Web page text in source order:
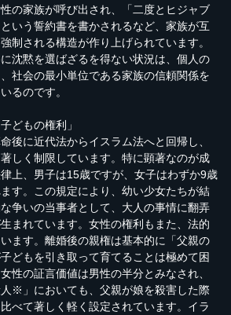
の家族が呼び出され、「二度とヒジャブ
いう誓約書を書かされるなど、家族が互
制される構造が作り上げられています。
沈黙を選ばざるを得ない状況は、個人の
社会の最小単位である家族の信頼関係を
るのです。
どもの権利」
後に近代法からイスラム法へと回帰し、
しく制限しています。特に顕著なのが成
上、男子は15歳ですが、女子はわずか9歳
す。この規定により、幼い少女たちが結
争いの当事者として、大人の事情に翻弄
まれています。女性の権利もまた、法的
ます。離婚後の親権は基本的に「父親の
どもを引き取って育てることは極めて困
性の証言価値は男性の半分とみなされ、
※」においても、父親が娘を殺害した際
べて著しく軽く設定されています。イラ